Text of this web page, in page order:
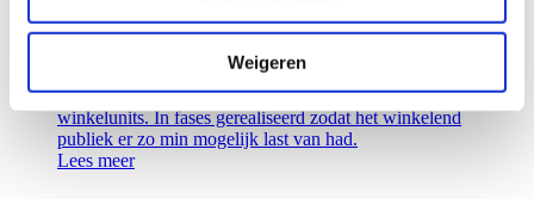
Weigeren
WINKELCENTRUM DUKENBURG
Een uitbreiding met twee bouwlagen, een binnenplein
met de daarbij behorende aanpassingen van entrees en
winkelunits. In fases gerealiseerd zodat het winkelend
publiek er zo min mogelijk last van had.
Lees meer